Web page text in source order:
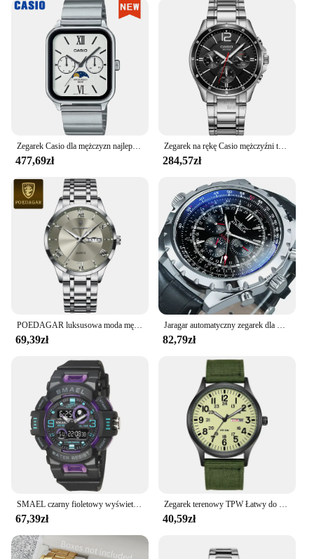
Zegarek Casio dla mężczyzn najlepsza marka biznesowa moda nowa faza księżyca mała kwadratowy zegarek kwarcowy MTP-M305 relogio masculino
477,69zł
Zegarek na rękę Casio mężczyźni top marka luksusowy zegarek kwarcowy Wodoodporny zegarek Luminous mężczyźni Sport zegarek wojskowy часы мужские relogio masculino reloj hombre erkek kol saati montre homme MTP-1374
284,57zł
POEDAGAR luksusowa moda męska zegar wodoodporny świecący tydzień data sportowy męski zegarek na rękę męskie zegarki kwarcowe ze stali nierdzewnej Reloj
69,39zł
Jaragar automatyczny zegarek dla mężczyzn wojskowy wielofunkcyjny 3-tarczowe sportowe zegarki mechaniczne Top marka luksusowy skórzany pasek stalowy
82,79zł
67,39zł 40,59zł